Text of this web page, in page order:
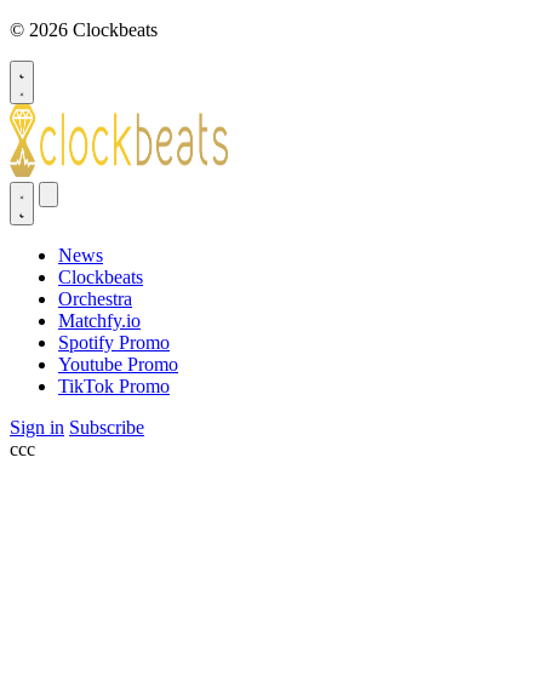
© 2026 Clockbeats
News
Clockbeats
Orchestra
Matchfy.io
Spotify Promo
Youtube Promo
TikTok Promo
Sign in Subscribe
ссс